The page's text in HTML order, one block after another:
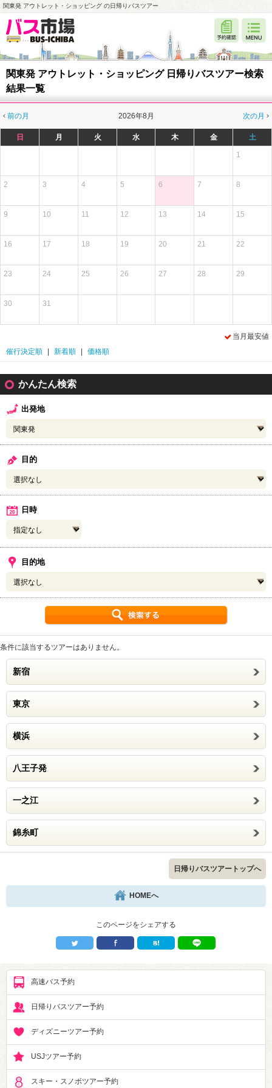
関東発 アウトレット・ショッピング の日帰りバスツアー
関東発 アウトレット・ショッピング 日帰りバスツアー検索
結果一覧
前の月 次の月
2026年8月
日 月 火 水 木 金 土
1
2 3 4 5 6 7 8
9 10 11 12 13 14 15
16 17 18 19 20 21 22
23 24 25 26 27 28 29
30 31
当月最安値
催行決定順
新着順 価格順
かんたん検索
出発地
目的
日時
目的地
条件に該当するツアーはありません。
新宿
東京
横浜
八王子発
一之江
錦糸町
日帰りバスツアートップへ
HOMEへ
このページをシェアする
高速バス予約
日帰りバスツアー予約
ディズニーツアー予約
USJツアー予約
スキー・スノボツアー予約